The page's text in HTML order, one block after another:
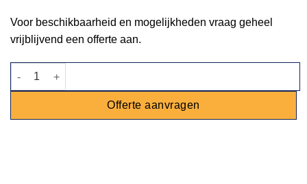
Voor beschikbaarheid en mogelijkheden vraag geheel
vrijblijvend een offerte aan.
Statafel steigerhout 180x80cm aantal
Offerte aanvragen